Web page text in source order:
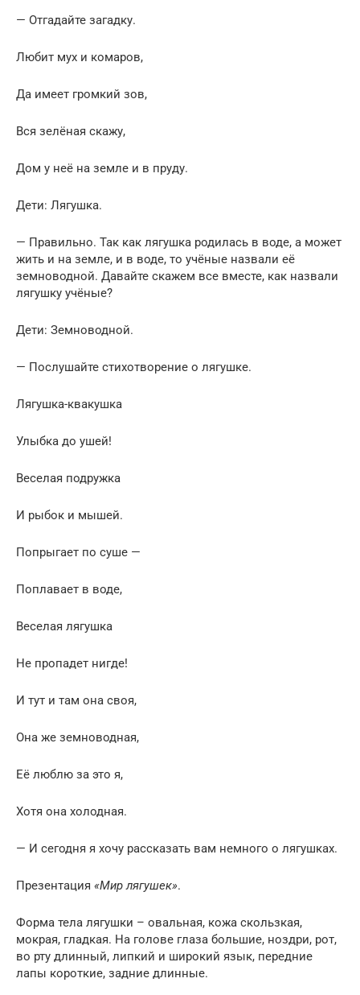
— Отгадайте загадку.
Любит мух и комаров,
Да имеет громкий зов,
Вся зелёная скажу,
Дом у неё на земле и в пруду.
Дети: Лягушка.
— Правильно. Так как лягушка родилась в воде, а может
жить и на земле, и в воде, то учёные назвали её
земноводной. Давайте скажем все вместе, как назвали
лягушку учёные?
Дети: Земноводной.
— Послушайте стихотворение о лягушке.
Лягушка-квакушка
Улыбка до ушей!
Веселая подружка
И рыбок и мышей.
Попрыгает по суше —
Поплавает в воде,
Веселая лягушка
Не пропадет нигде!
И тут и там она своя,
Она же земноводная,
Её люблю за это я,
Хотя она холодная.
— И сегодня я хочу рассказать вам немного о лягушках.
Презентация «Мир лягушек».
Форма тела лягушки – овальная, кожа скользкая,
мокрая, гладкая. На голове глаза большие, ноздри, рот,
во рту длинный, липкий и широкий язык, передние
лапы короткие, задние длинные.